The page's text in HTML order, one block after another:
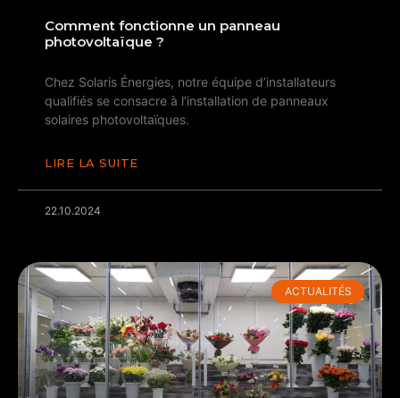
Comment fonctionne un panneau
photovoltaïque ?
Chez Solaris Énergies, notre équipe d’installateurs
qualifiés se consacre à l’installation de panneaux
solaires photovoltaïques.
LIRE LA SUITE
22.10.2024
ACTUALITÉS